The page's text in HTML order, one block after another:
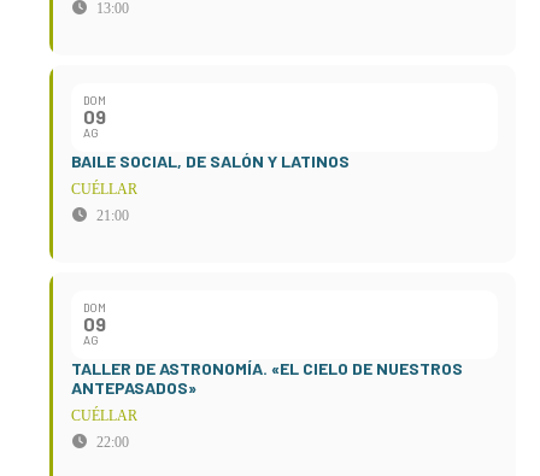
13:00
DOM
09
AG
BAILE SOCIAL, DE SALÓN Y LATINOS
CUÉLLAR
21:00
DOM
09
AG
TALLER DE ASTRONOMÍA. «EL CIELO DE NUESTROS
ANTEPASADOS»
CUÉLLAR
22:00